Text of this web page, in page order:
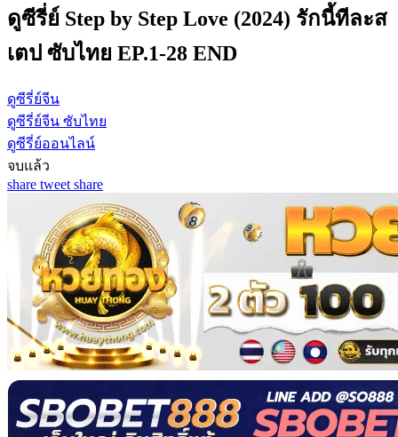
ดูซีรี่ย์ Step by Step Love (2024) รักนี้ทีละส
เตป ซับไทย EP.1-28 END
ดูซีรี่ย์จีน
ดูซีรี่ย์จีน ซับไทย
ดูซีรี่ย์ออนไลน์
จบแล้ว
share tweet share